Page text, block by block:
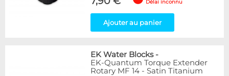
Délai inconnu
Ajouter au panier
EK Water Blocks-
EK-Quantum Torque Extender
Rotary MF 14 - Satin Titanium